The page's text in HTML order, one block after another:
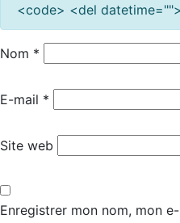
<code> <del
Nom *
E-mail *
Site web
Enregistrer mon nom, mon